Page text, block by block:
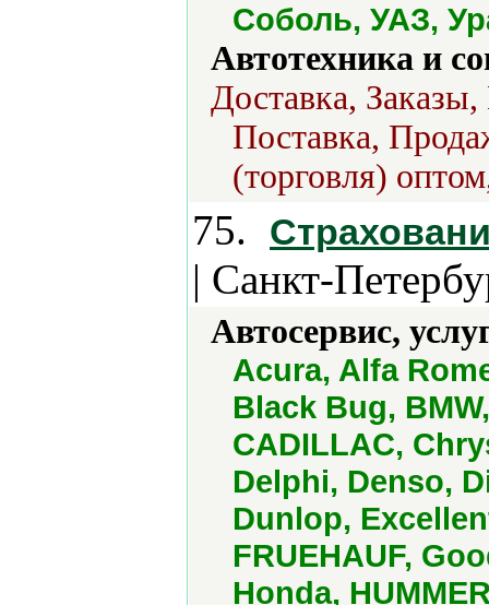
Соболь, УАЗ,
Автотехника и
Доставка,
Поставка,
(торговля)
75.
| Санкт-
Автосервис,
Acura, Alfa
Black Bug,
CADILLAC,
Delphi, Denso,
Dunlop,
FRUEHAUF,
Honda,